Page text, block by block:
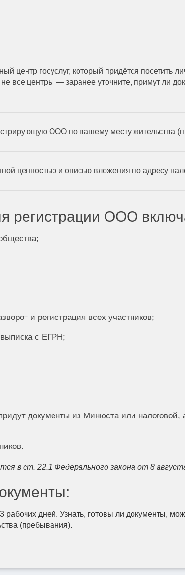
центр госуслуг, который придётся посетить
все центры — заранее уточните, примут ли
ООО по вашему месту жительства
ценностью и описью вложения по адресу
регистрации ООО
и регистрация всех участников;
с ЕГРН;
документы из Минюста или налоговой,
в ст. 22.1 Федерального закона от 8
рабочих дней. Узнать, готовы ли документы,
(пребывания).